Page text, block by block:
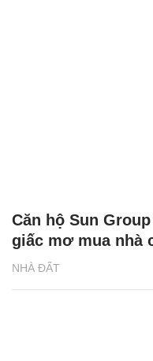
NHÀ ĐẤT
Căn hộ Sun
giấc mơ mua nhà